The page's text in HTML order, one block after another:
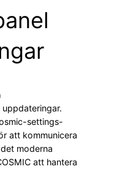
settings-
att kommunicera
moderna
att hantera